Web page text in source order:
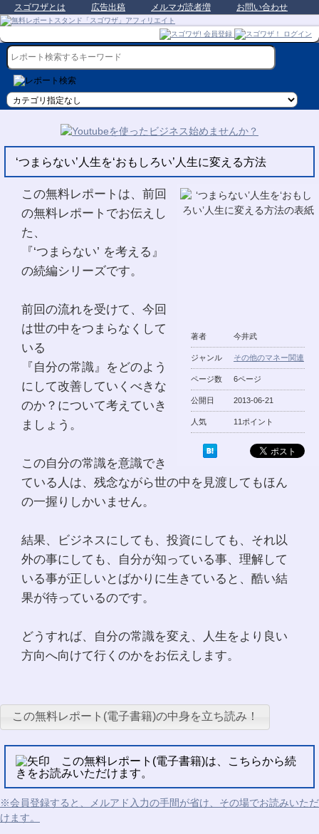
スゴワザとは 広告出稿 メルマガ読者増 お問い合わせ
‘つまらない’人生を‘おもしろい’人生に変える方法
著者 今井武
ジャンル その他のマネー関連
ページ数 6ページ
公開日 2013-06-21
人気 11ポイント
この無料レポートは、前回
の無料レポートでお伝えし
た、
『‘つまらない’ を考える』
の続編シリーズです。
前回の流れを受けて、今回
は世の中をつまらなくして
いる
『自分の常識』をどのよう
にして改善していくべきな
のか？について考えていき
ましょう。
この自分の常識を意識でき
ている人は、残念ながら世の中を見渡してもほん
の一握りしかいません。
結果、ビジネスにしても、投資にしても、それ以
外の事にしても、自分が知っている事、理解して
いる事が正しいとばかりに生きていると、酷い結
果が待っているのです。
どうすれば、自分の常識を変え、人生をより良い
方向へ向けて行くのかをお伝えします。
この無料レポート(電子書籍)の中身を立ち読み！
この無料レポート(電子書籍)は、こちらから続
きをお読みいただけます。
※会員登録すると、メルアド入力の手間が省け、その場でお読みいただ
けます。